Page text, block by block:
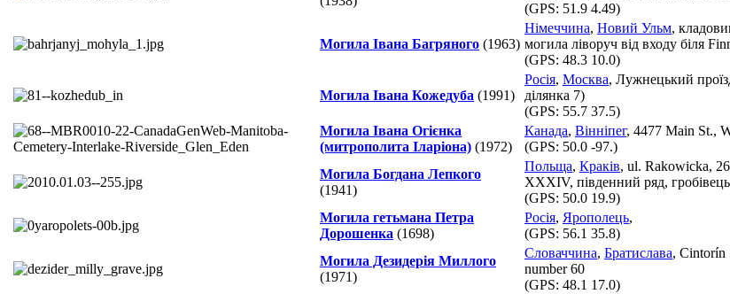
(GPS: 51.9 4.49)
Могила Івана Багряного (1963)
Німеччина, Новий Ульм,
могила ліворуч від входу біля
(GPS: 48.3 10.0)
Могила Івана Кожедуба (1991)
Росія, Москва, Лужнецький
ділянка 7)
(GPS: 55.7 37.5)
Могила Івана Огієнка
(митрополита Іларіона) (1972)
Канада, Вінніпег, 4477 Main St.,
(GPS: 50.0 -97.)
Могила Богдана Лепкого
(1941)
Польща, Краків, ul. Rakowicka,
XXXIV, південний ряд,
(GPS: 50.0 19.9)
Могила гетьмана Петра
Дорошенка (1698)
Росія, Ярополець,
(GPS: 56.1 35.8)
Могила Дезидерія Миллого
(1971)
Словаччина, Братислава, Cintorín
number 60
(GPS: 48.1 17.0)